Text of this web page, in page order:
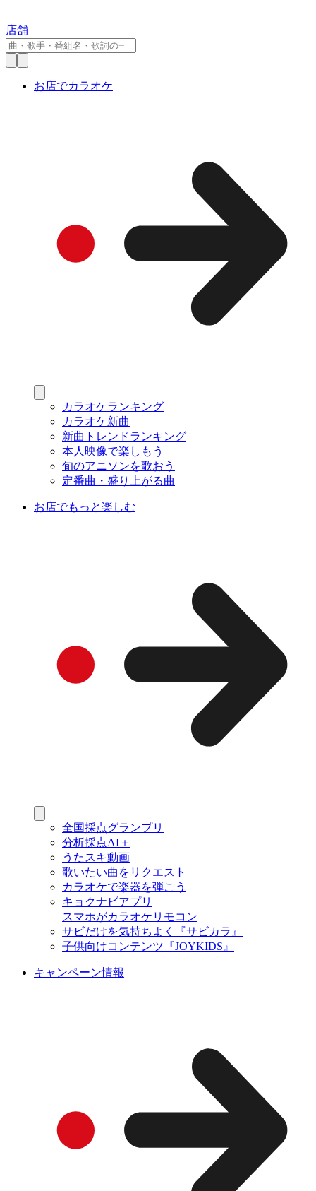
店舗
お店でカラオケ
カラオケランキング
カラオケ新曲
新曲トレンドランキング
本人映像で楽しもう
旬のアニソンを歌おう
定番曲・盛り上がる曲
お店でもっと楽しむ
全国採点グランプリ
分析採点AI＋
うたスキ動画
歌いたい曲をリクエスト
カラオケで楽器を弾こう
キョクナビアプリ
スマホがカラオケリモコン
サビだけを気持ちよく『サビカラ』
子供向けコンテンツ『JOYKIDS』
キャンペーン情報